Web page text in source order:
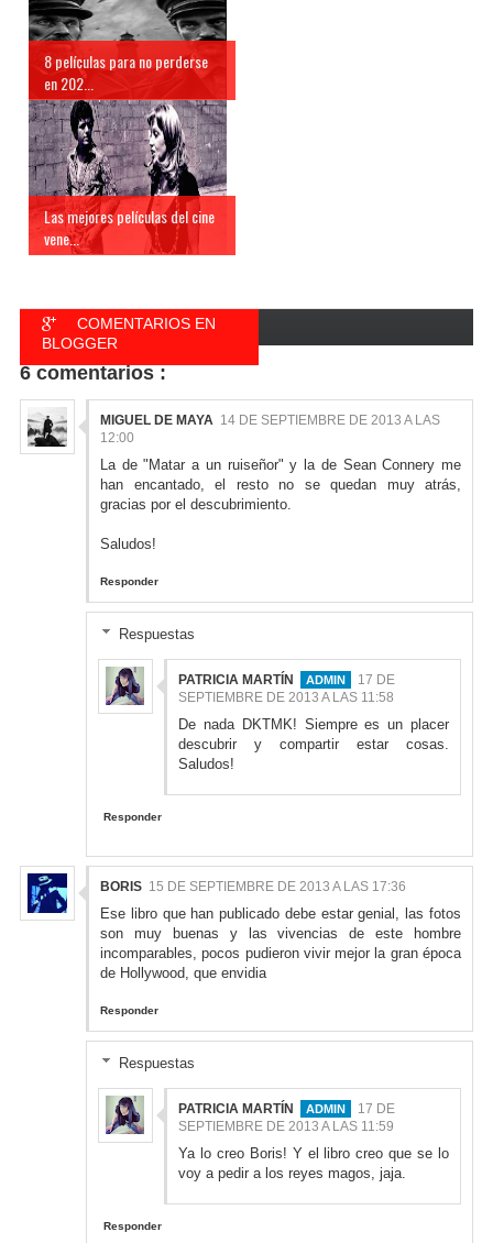
8 películas para no perderse
en 202...
Las mejores películas del cine
vene...
COMENTARIOS EN
BLOGGER
FACEBOOK
6 comentarios :
MIGUEL DE MAYA 14 DE SEPTIEMBRE DE 2013 A LAS
12:00
La de "Matar a un ruiseñor" y la de Sean Connery me
han encantado, el resto no se quedan muy atrás,
gracias por el descubrimiento.
Saludos!
Responder
Respuestas
PATRICIA MARTÍN
17 DE
SEPTIEMBRE DE 2013 A LAS 11:58
De nada DKTMK! Siempre es un placer
descubrir y compartir estar cosas.
Saludos!
Responder
BORIS 15 DE SEPTIEMBRE DE 2013 A LAS 17:36
Ese libro que han publicado debe estar genial, las fotos
son muy buenas y las vivencias de este hombre
incomparables, pocos pudieron vivir mejor la gran época
de Hollywood, que envidia
Responder
Respuestas
PATRICIA MARTÍN
17 DE
SEPTIEMBRE DE 2013 A LAS 11:59
Ya lo creo Boris! Y el libro creo que se lo
voy a pedir a los reyes magos, jaja.
Responder